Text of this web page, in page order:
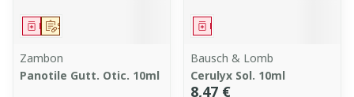
Sur prescription
Médicament
Zambon
Panotile Gutt. Otic. 10ml
Médicament
Bausch & Lomb
Cerulyx Sol. 10ml
8,47 €